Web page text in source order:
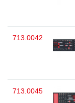
713.0042
713.0045